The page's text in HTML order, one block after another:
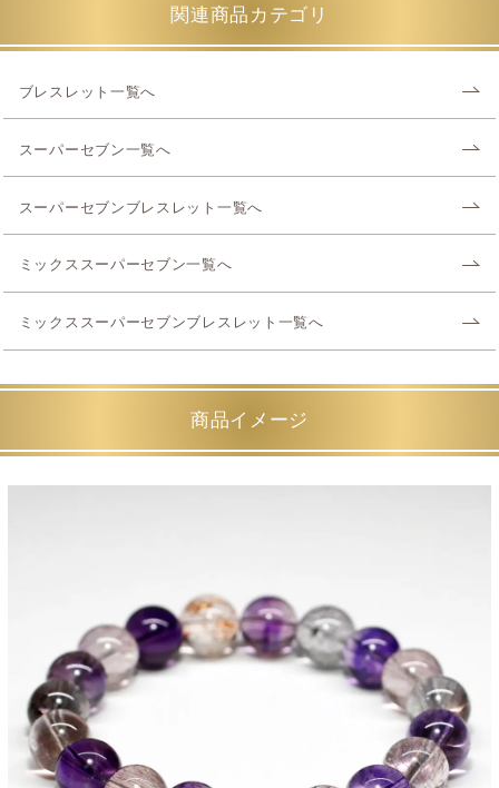
関連商品カテゴリ
ブレスレット一覧へ
スーパーセブン一覧へ
スーパーセブンブレスレット一覧へ
ミックススーパーセブン一覧へ
ミックススーパーセブンブレスレット一覧へ
商品イメージ